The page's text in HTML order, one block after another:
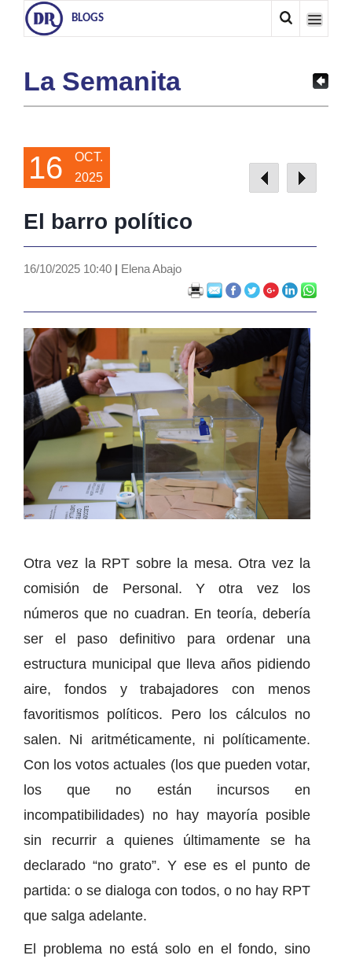
BLOGS
La Semanita
16
OCT.
2025
El barro político
16/10/2025 10:40 | Elena Abajo
Otra vez la RPT sobre la mesa. Otra vez la
comisión de Personal. Y otra vez los
números que no cuadran. En teoría, debería
ser el paso definitivo para ordenar una
estructura municipal que lleva años pidiendo
aire, fondos y trabajadores con menos
favoritismos políticos. Pero los cálculos no
salen. Ni aritméticamente, ni políticamente.
Con los votos actuales (los que pueden votar,
los que no están incursos en
incompatibilidades) no hay mayoría posible
sin recurrir a quienes últimamente se ha
declarado “no grato”. Y ese es el punto de
partida: o se dialoga con todos, o no hay RPT
que salga adelante.
El problema no está solo en el fondo, sino